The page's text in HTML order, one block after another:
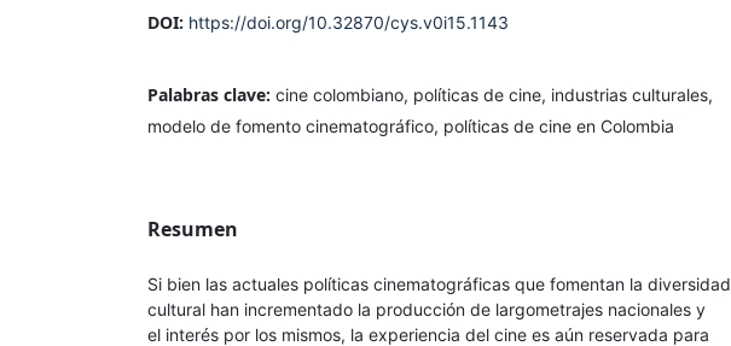
DOI: https://doi.org/10.32870/cys.v0i15.1143
Palabras clave: cine colombiano, políticas de cine, industrias culturales,
modelo de fomento cinematográfico, políticas de cine en Colombia
Resumen
Si bien las actuales políticas cinematográficas que fomentan la diversidad
cultural han incrementado la producción de largometrajes nacionales y
el interés por los mismos, la experiencia del cine es aún reservada para